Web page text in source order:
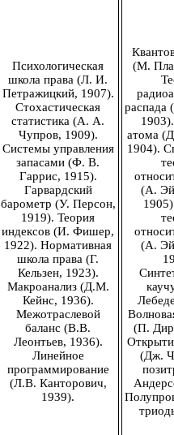
Психологическая
школа права (Л. И.
Петражицкий, 1907).
Стохастическая
статистика (А. А.
Чупров, 1909).
Системы управления
запасами (Ф. В.
Гаррис, 1915).
Гарвардский
барометр (У. Персон,
1919). Теория
индексов (И. Фишер,
1922). Нормативная
школа права (Г.
Кельзен, 1923).
Макроанализ (Д.М.
Кейнс, 1936).
Межотраслевой
баланс (В.В.
Леонтьев, 1936).
Линейное
программирование
(Л.В. Канторович,
1939).
(М.
распада
атома
1904).
(А.
(А.
(П.
(Дж.